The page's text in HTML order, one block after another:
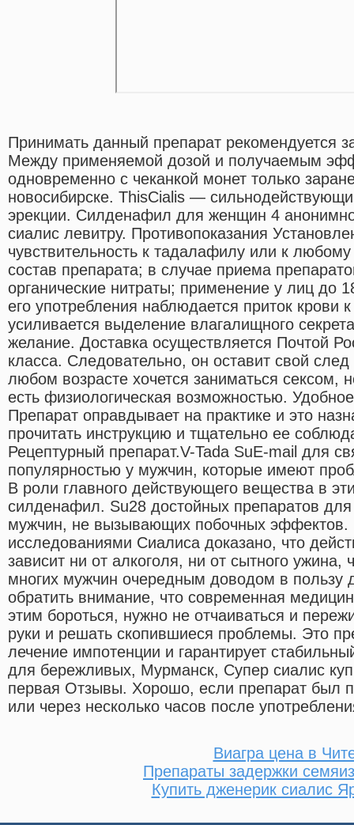
Принимать данный препарат рекомендуется
Между применяемой дозой и получаемым
одновременно с чеканкой монет только
новосибирске. ThisCialis —
эрекции. Силденафил для женщин 4
сиалис левитру. Противопоказания
чувствительность к тадалафилу или к
состав препарата; в случае приема
органические нитраты; применение у лиц до
его употребления наблюдается приток крови
усиливается выделение влагалищного
желание. Доставка осуществляется Почтой
класса. Следовательно, он оставит свой
любом возрасте хочется заниматься сексом,
есть физиологическая возможностью.
Препарат оправдывает на практике и это
прочитать инструкцию и тщательно ее
Рецептурный препарат.V-Tada SuE-mail для
популярностью у мужчин, которые имеют
В роли главного действующего вещества в
силденафил. Su28 достойных препаратов
мужчин, не вызывающих побочных эффектов.
исследованиями Сиалиса доказано, что
зависит ни от алкоголя, ни от сытного ужина,
многих мужчин очередным доводом в пользу
обратить внимание, что современная
этим бороться, нужно не отчаиваться и
руки и решать скопившиеся проблемы. Это
лечение импотенции и гарантирует
для бережливых, Мурманск, Супер сиалис
первая Отзывы. Хорошо, если препарат был
или через несколько часов после
Виагра цена в
Препараты задержки
Купить дженерик сиалис